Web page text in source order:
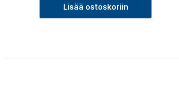
Lisää ostoskoriin